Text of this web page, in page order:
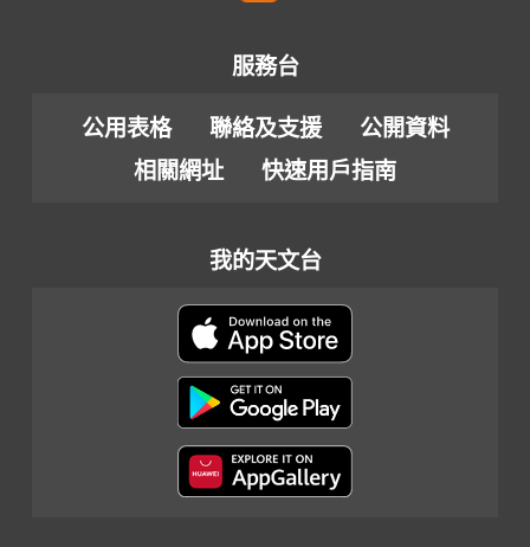
服務台
公用表格 聯絡及支援
公開資料
相關網址
快速用戶指南
我的天文台